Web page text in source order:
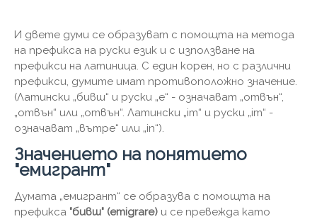
И двете думи се образуват с помощта на метода
на префикса на руски език и с използване на
префикси на латиница. С един корен, но с различни
префикси, думите имат противоположно значение.
(Латински „бивш“ и руски „е“ - означават „отвън“,
„отвън“ или „отвън“. Латински „im“ и руски „im“ -
означават „вътре“ или „in“).
Значението на понятието
"емигрант"
Думата „емигрант“ се образува с помощта на
префикса "бивш" (emigrare) и се превежда като